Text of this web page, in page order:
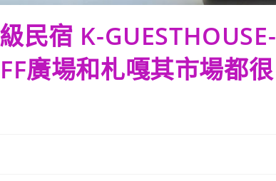
民宿 K-GUESTHOUSE-
廣場和札嘎其市場都很